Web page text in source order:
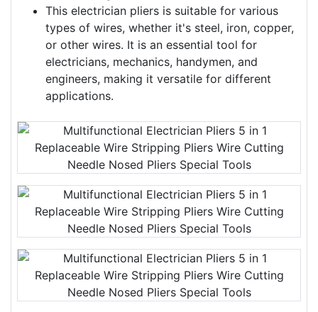
This electrician pliers is suitable for various
types of wires, whether it's steel, iron, copper,
or other wires. It is an essential tool for
electricians, mechanics, handymen, and
engineers, making it versatile for different
applications.